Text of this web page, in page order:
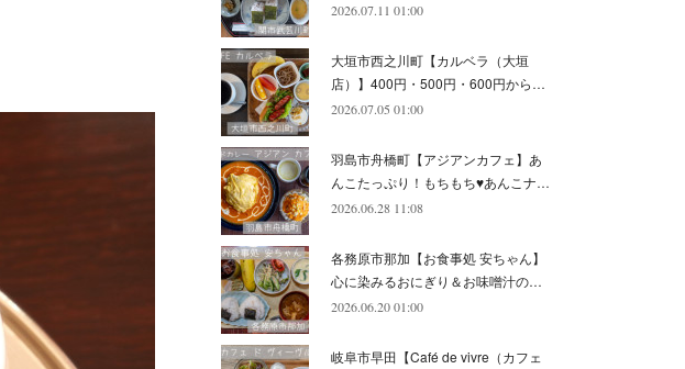
2026.07.11 01:00
大垣市西之川町【カルベラ（大垣
店）】400円・500円・600円から…
2026.07.05 01:00
羽島市舟橋町【アジアンカフェ】あ
んこたっぷり！もちもち♥あんこナ…
2026.06.28 11:08
各務原市那加【お食事処 安ちゃん】
心に染みるおにぎり＆お味噌汁の…
2026.06.20 01:00
岐阜市早田【Café de vivre（カフェ